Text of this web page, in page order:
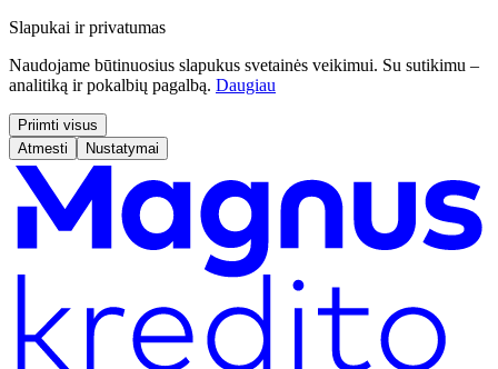
Slapukai ir privatumas
Naudojame būtinuosius slapukus svetainės veikimui. Su sutikimu –
analitiką ir pokalbių pagalbą. Daugiau
Priimti visus
Atmesti
Nustatymai